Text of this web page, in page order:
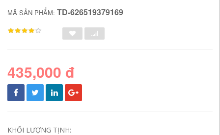
MÃ SẢN PHẨM: TD-626519379169
435,000 đ
KHỐI LƯỢNG TỊNH: